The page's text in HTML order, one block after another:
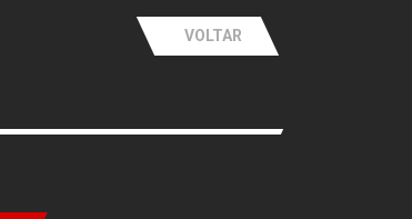
VOLTAR